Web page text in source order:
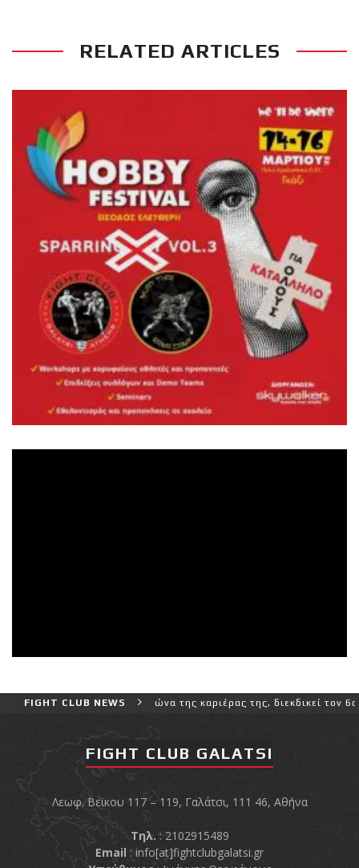
RELATED ARTICLES
FIGHT CLUB NEWS
και πιο δύσκολο αγώνα της καριέρας της, διεκδικεί τον 6ο
FIGHT CLUB GALATSI
Λεωφ. Βεϊκου 117 – 119, Γαλάτσι, 111 46, Αθήνα
Τηλ. : 2102915489
Email :info[at]fightclubgalatsi.gr